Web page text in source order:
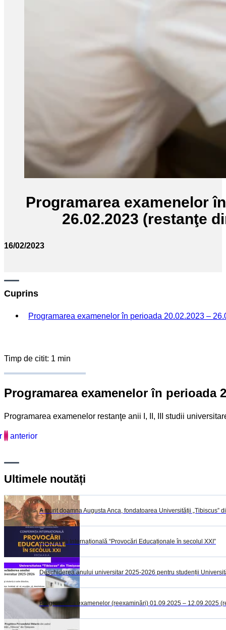
Programarea examenelor
26.02.2023 (restanţe
16/02/2023
Cuprins
Programarea examenelor în perioada 20.02.2023 –
Timp de citit: 1 min
Programarea examenelor în perioada
Programarea examenelor restanţe anii I, II, III studii
anterior
Ultimele noutăți
A murit doamna Augusta Anca, fondatoarea Universității „Tibiscus”
Conferința Internațională “Provocări Educaționale în secolul XXI”
Deschiderea anului universitar 2025-2026 pentru studenții
Programarea examenelor (reexaminări) 01.09.2025 – 12.09.2025